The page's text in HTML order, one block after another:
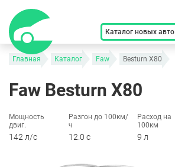
Каталог новых авто
Главная Каталог Faw Besturn X80
Faw Besturn X80
Мощность
двиг.
142 л/c
Разгон до 100км/
ч
12.0 c
Расход на
100км
9 л